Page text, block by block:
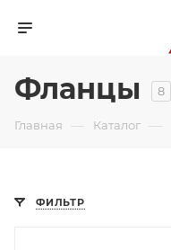
Фланцы 8
Главная — Каталог —
ФИЛЬТР